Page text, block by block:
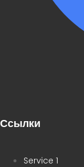
Ссылки
Service 1